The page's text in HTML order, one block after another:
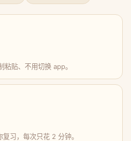
粘贴、不用切换 app。
习，每次只花 2 分钟。